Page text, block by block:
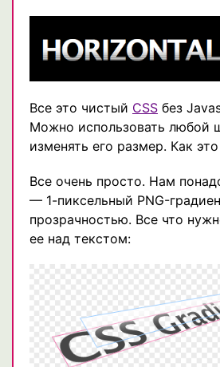
Все это чистый CSS без
Можно использовать любой
изменять его размер. Как
Все очень просто. Нам
— 1-пиксельный PNG-
прозрачностью. Все что
ее над текстом: